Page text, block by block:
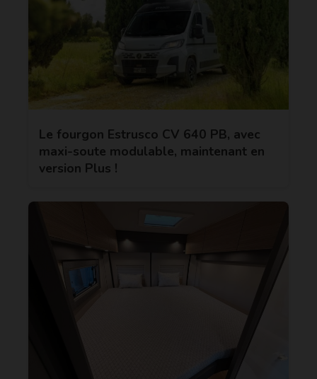
Le fourgon Estrusco CV 640 PB, avec
maxi-soute modulable, maintenant en
version Plus !